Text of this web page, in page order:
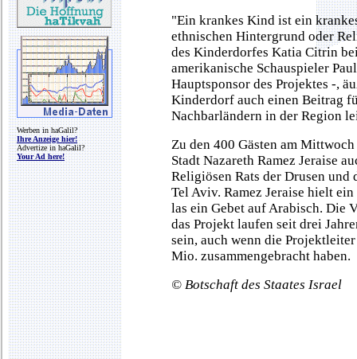
Werben in haGalil?
Ihre Anzeige hier!
Advertize in haGalil?
Your Ad here!
"Ein krankes Kind ist ein
ethnischen Hintergrund oder
des Kinderdorfes Katia Citrin
amerikanische Schauspieler
Hauptsponsor des Projektes -,
Kinderdorf auch einen Beitrag
Nachbarländern in der Region
Zu den 400 Gästen am
Stadt Nazareth Ramez Jeraise
Religiösen Rats der Drusen
Tel Aviv. Ramez Jeraise hielt
las ein Gebet auf Arabisch. Die
das Projekt laufen seit drei
sein, auch wenn die
Mio. zusammengebracht haben.
© Botschaft des Staates Israel